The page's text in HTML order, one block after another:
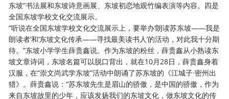
东坡”书法展和东坡诗意画展、东坡初恋地观竹编表演等内容。四是
全国东坡学校文化交流展示。
“听说在全国东坡学校文化交流展示上，要举办‘朗读苏东坡——我是
朗读者’和‘东坡文化传承——寻找最美读书人’的活动，对此我十分期
待。”东坡小学学生薛贵鑫说。作为东坡的粉丝，薛贵鑫从小熟读东
坡文章诗词，东坡名篇可以脱口背出，就在10月28日，薛贵鑫身着
汉服，在“崇文尚武学东坡”活动中朗诵了苏东坡的《江城子·密州出
猎》。薛贵鑫说：“苏东坡先生是眉山的骄傲，是中国的骄傲，作为
来自东坡故里的少年，应该发扬我们的东坡文化，做东坡文化的传